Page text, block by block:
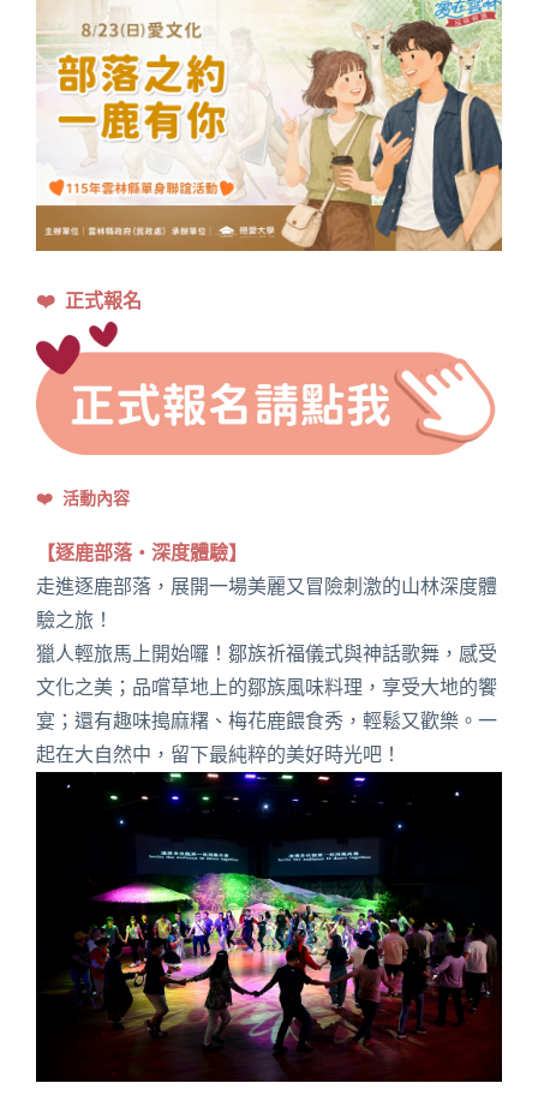
❤️ 正式報名
❤️ 活動內容
【逐鹿部落・深度體驗】
走進逐鹿部落，展開一場美麗又冒險刺激的山林深度體
驗之旅！
獵人輕旅馬上開始囉！鄒族祈福儀式與神話歌舞，感受
文化之美；品嚐草地上的鄒族風味料理，享受大地的饗
宴；還有趣味搗麻糬、梅花鹿餵食秀，輕鬆又歡樂。一
起在大自然中，留下最純粹的美好時光吧！